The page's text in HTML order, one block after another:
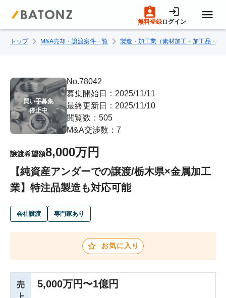
無料登録ログイン
トップページ
M&A案件一覧
売りたい方へ
成約事例
M&A専門家の方へ
トップ M&A売却・譲渡案件一覧 製造・加工業（素材加工・加工品・部
買い手募集
停止中
No.78042
募集開始日：2025/11/11
最終更新日：2025/11/10
閲覧数：505
M&A交渉数：7
譲渡希望額8,000万円
【純資産アンダーでの譲渡/栃木県×金属加工
業】特注品製造も対応可能
会社譲渡 専門家あり
お気に入り
売
5,000万円〜1億円